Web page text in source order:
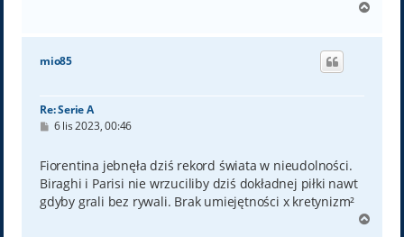
g
mio85
Re: Serie A
P
t
6 lis 2023, 00:46
Fiorentina jebnęła dziś rekord świata w nieudolności.
Biraghi i Parisi nie wrzuciliby dziś dokładnej piłki nawt
gdyby grali bez rywali. Brak umiejętności x kretynizm²